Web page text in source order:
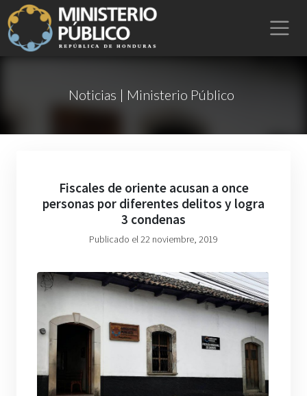
Noticias | Ministerio Público
Fiscales de oriente acusan a once
personas por diferentes delitos y logra
3 condenas
Publicado el 22 noviembre, 2019